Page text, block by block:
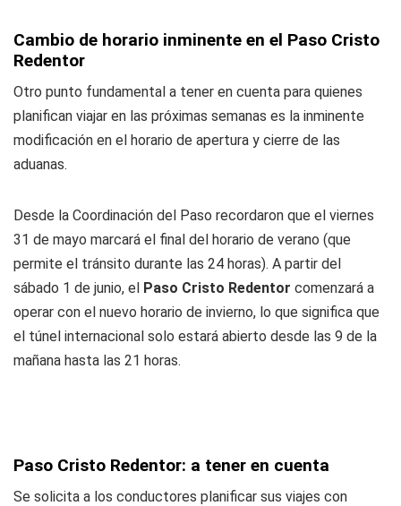
Cambio de horario inminente en el Paso Cristo
Redentor
Otro punto fundamental a tener en cuenta para quienes
planifican viajar en las próximas semanas es la inminente
modificación en el horario de apertura y cierre de las
aduanas.
Desde la Coordinación del Paso recordaron que el viernes
31 de mayo marcará el final del horario de verano (que
permite el tránsito durante las 24 horas). A partir del
sábado 1 de junio, el Paso Cristo Redentor comenzará a
operar con el nuevo horario de invierno, lo que significa que
el túnel internacional solo estará abierto desde las 9 de la
mañana hasta las 21 horas.
Paso Cristo Redentor: a tener en cuenta
Se solicita a los conductores planificar sus viajes con